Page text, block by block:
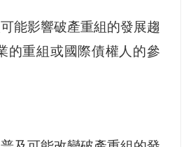
能影響破產重組的發展趨
的重組或國際債權人的參